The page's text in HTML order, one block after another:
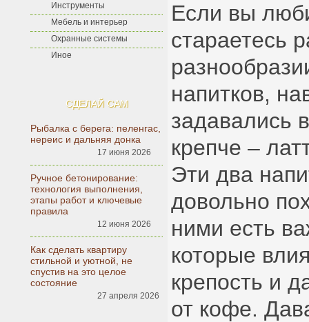
Инструменты
Мебель и интерьер
Охранные системы
Иное
СДЕЛАЙ САМ
Рыбалка с берега: пеленгас,
нереис и дальняя донка
17 июня 2026
Ручное бетонирование:
технология выполнения,
этапы работ и ключевые
правила
12 июня 2026
Как сделать квартиру
стильной и уютной, не
спустив на это целое
состояние
27 апреля 2026
Если вы
стараетесь
напитков,
задавались
крепче –
Эти два
довольно
ними есть
которые
крепость и
от кофе.